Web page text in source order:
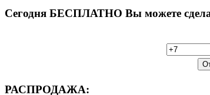
Сегодня БЕСПЛАТНО Вы можете
РАСПРОДАЖА: